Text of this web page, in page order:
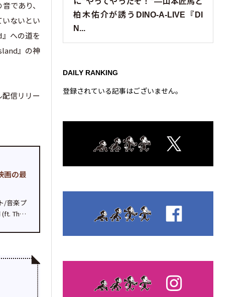
であり、
ないとい
への道を
』の神
信リリー
画の最
/音楽プ
Thun
柏木佑介が誘うDINO-A-LIVE『DI
N...
DAILY RANKING
登録されている記事はございません。